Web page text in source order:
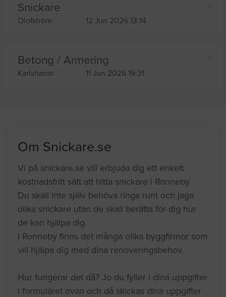
Snickare
Olofström 12 Jun 2026 13:14
Betong / Armering
Karlshamn 11 Jun 2026 19:31
Om Snickare.se
Vi på snickare.se vill erbjuda dig ett enkelt
kostnadsfritt sätt att hitta snickare i Ronneby.
Du skall inte själv behöva ringa runt och jaga
olika snickare utan de skall berätta för dig hur
de kan hjälpa dig.
I Ronneby finns det många olika byggfirmor som
vill hjälpa dig med dina renoveringsbehov.
Hur fungerar det då? Jo du fyller i dina uppgifter
i formuläret ovan och då skickas dina uppgifter